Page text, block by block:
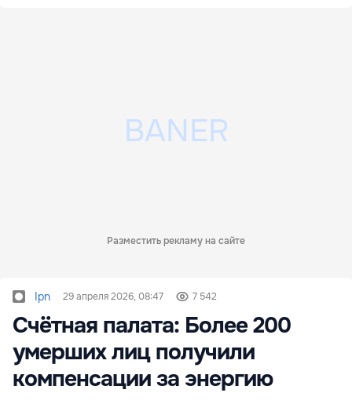
Разместить рекламу на сайте
Ipn 29 апреля 2026, 08:47 7 542
Счётная палата: Более 200
умерших лиц получили
компенсации за энергию